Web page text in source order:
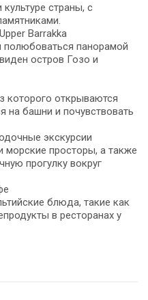
страны, с
Barrakka
панорамой
остров Гозо и
которого открываются
на башни и почувствовать
экскурсии
морские просторы, а также
прогулку вокруг
блюда, такие как
в ресторанах у